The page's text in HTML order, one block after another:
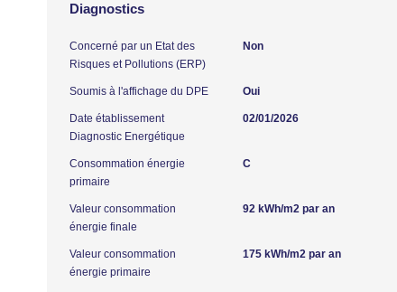
Diagnostics
Concerné par un Etat des
Risques et Pollutions (ERP)
Non
Soumis à l'affichage du DPE Oui
Date établissement
Diagnostic Energétique
02/01/2026
Consommation énergie
primaire
C
Valeur consommation
énergie finale
92 kWh/m2 par an
Valeur consommation
énergie primaire
175 kWh/m2 par an